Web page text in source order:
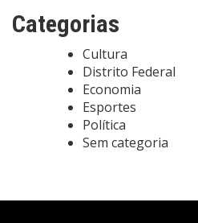
Categorias
Cultura
Distrito Federal
Economia
Esportes
Política
Sem categoria